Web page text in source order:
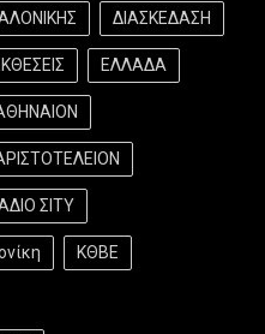
ΔΙΑΣΚΕΔΑΣΗ
ΕΛΛΑΔΑ
ΣΙΤΥ
ΚΘΒΕ